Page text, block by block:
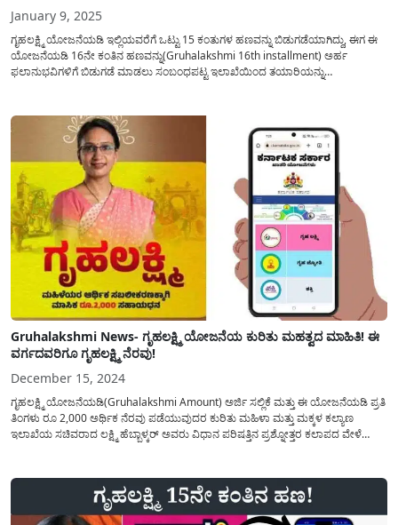
January 9, 2025
ಗೃಹಲಕ್ಷ್ಮಿ ಯೋಜನೆಯಡಿ ಇಲ್ಲಿಯವರೆಗೆ ಒಟ್ಟು 15 ಕಂತುಗಳ ಹಣವನ್ನು ಬಿಡುಗಡೆಯಾಗಿದ್ದು, ಈಗ ಈ
ಯೋಜನೆಯಡಿ 16ನೇ ಕಂತಿನ ಹಣವನ್ನು(Gruhalakshmi 16th installment) ಅರ್ಹ
ಫಲಾನುಭವಿಗಳಿಗೆ ಬಿಡುಗಡೆ ಮಾಡಲು ಸಂಬಂಧಪಟ್ಟ ಇಲಾಖೆಯಿಂದ ತಯಾರಿಯನ್ನು
Gruhalakshmi News- ಗೃಹಲಕ್ಷ್ಮಿ ಯೋಜನೆಯ ಕುರಿತು ಮಹತ್ವದ ಮಾಹಿತಿ! ಈ
ವರ್ಗದವರಿಗೂ ಗೃಹಲಕ್ಷ್ಮಿ ನೆರವು!
December 15, 2024
ಗೃಹಲಕ್ಷ್ಮಿ ಯೋಜನೆಯಡಿ(Gruhalakshmi Amount) ಅರ್ಜಿ ಸಲ್ಲಿಕೆ ಮತ್ತು ಈ ಯೋಜನೆಯಡಿ ಪ್ರತಿ
ತಿಂಗಳು ರೂ 2,000 ಅರ್ಥಿಕ ನೆರವು ಪಡೆಯುವುದರ ಕುರಿತು ಮಹಿಳಾ ಮತ್ತು ಮಕ್ಕಳ ಕಲ್ಯಾಣ
ಇಲಾಖೆಯ ಸಚಿವರಾದ ಲಕ್ಷ್ಮಿ ಹೆಬ್ಬಾಳ್ಕರ್ ಅವರು ವಿಧಾನ ಪರಿಷತ್ತಿನ ಪ್ರಶ್ನೋತ್ತರ ಕಲಾಪದ ವೇಳೆ